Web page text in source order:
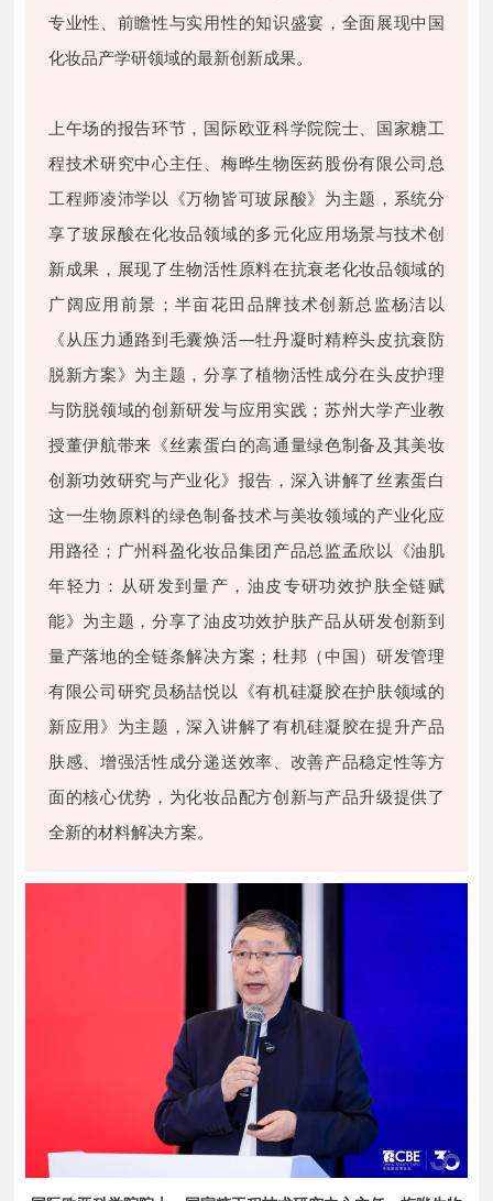
专业性、前瞻性与实用性的知识盛宴，全面展现中国
化妆品产学研领域的最新创新成果。
上午场的报告环节，国际欧亚科学院院士、国家糖工
程技术研究中心主任、梅晔生物医药股份有限公司总
工程师凌沛学以《万物皆可玻尿酸》为主题，系统分
享了玻尿酸在化妆品领域的多元化应用场景与技术创
新成果，展现了生物活性原料在抗衰老化妆品领域的
广阔应用前景；半亩花田品牌技术创新总监杨洁以
《从压力通路到毛囊焕活—牡丹凝时精粹头皮抗衰防
脱新方案》为主题，分享了植物活性成分在头皮护理
与防脱领域的创新研发与应用实践；苏州大学产业教
授董伊航带来《丝素蛋白的高通量绿色制备及其美妆
创新功效研究与产业化》报告，深入讲解了丝素蛋白
这一生物原料的绿色制备技术与美妆领域的产业化应
用路径；广州科盈化妆品集团产品总监孟欣以《油肌
年轻力：从研发到量产，油皮专研功效护肤全链赋
能》为主题，分享了油皮功效护肤产品从研发创新到
量产落地的全链条解决方案；杜邦（中国）研发管理
有限公司研究员杨喆悦以《有机硅凝胶在护肤领域的
新应用》为主题，深入讲解了有机硅凝胶在提升产品
肤感、增强活性成分递送效率、改善产品稳定性等方
面的核心优势，为化妆品配方创新与产品升级提供了
全新的材料解决方案。